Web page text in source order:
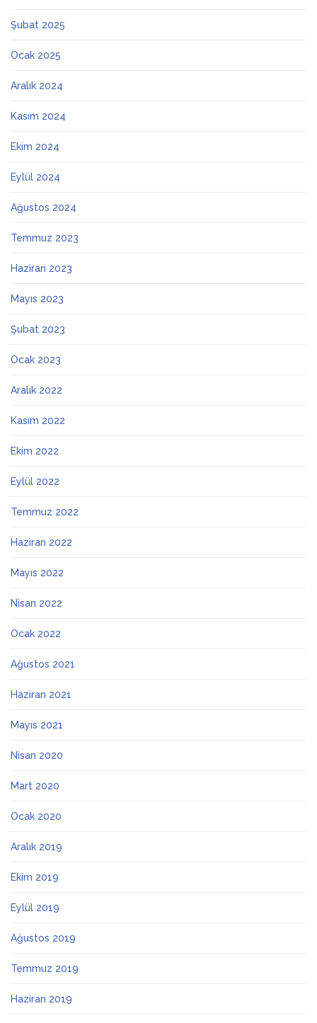
Şubat 2025
Ocak 2025
Aralık 2024
Kasım 2024
Ekim 2024
Eylül 2024
Ağustos 2024
Temmuz 2023
Haziran 2023
Mayıs 2023
Şubat 2023
Ocak 2023
Aralık 2022
Kasım 2022
Ekim 2022
Eylül 2022
Temmuz 2022
Haziran 2022
Mayıs 2022
Nisan 2022
Ocak 2022
Ağustos 2021
Haziran 2021
Mayıs 2021
Nisan 2020
Mart 2020
Ocak 2020
Aralık 2019
Ekim 2019
Eylül 2019
Ağustos 2019
Temmuz 2019
Haziran 2019